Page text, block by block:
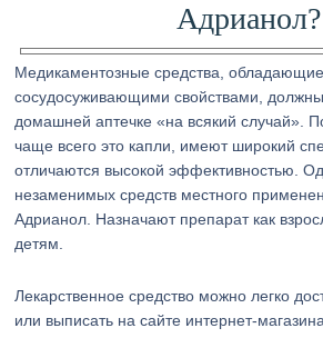
Адрианол?
Медикаментозные средства, обладающие
сосудосуживающими свойствами,
домашней аптечке «на всякий случай».
чаще всего это капли, имеют широкий
отличаются высокой эффективностью.
незаменимых средств местного
Адрианол. Назначают препарат как
детям.
Лекарственное средство можно легко
или выписать на сайте интернет-